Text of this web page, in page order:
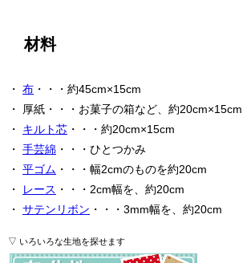
材料
・ 布 ・・・約45cm×15cm
・ 厚紙・・・お菓子の箱など、約20cm×15cm
・ キルト芯 ・・・約20cm×15cm
・ 手芸綿 ・・・ひとつかみ
・ 平ゴム ・・・幅2cmのものを約20cm
・
レース ・・・2cm幅を、約20cm
・ サテンリボン ・・・3mm幅を、約20cm
▽ いろいろな生地を探せます